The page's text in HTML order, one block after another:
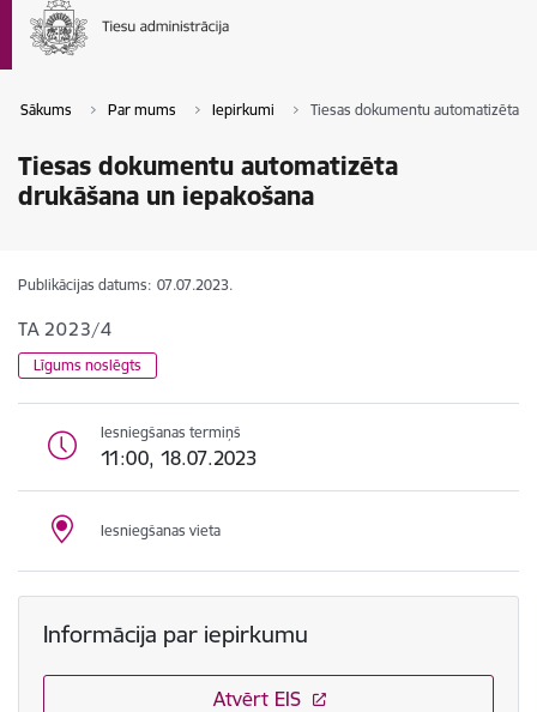
Sākums Par mums Iepirkumi Tiesas dokumentu automatizēta
Tiesas dokumentu automatizēta
drukāšana un iepakošana
Publikācijas datums: 07.07.2023.
TA 2023/4
Līgums noslēgts
Iesniegšanas termiņš
11:00, 18.07.2023
Iesniegšanas vieta
Informācija par iepirkumu
Atvērt EIS